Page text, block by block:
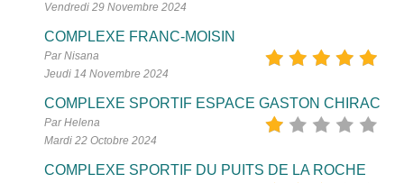
Vendredi 29 Novembre 2024
COMPLEXE FRANC-MOISIN
Par Nisana
Jeudi 14 Novembre 2024
COMPLEXE SPORTIF ESPACE GASTON CHIRAC
Par Helena
Mardi 22 Octobre 2024
COMPLEXE SPORTIF DU PUITS DE LA ROCHE